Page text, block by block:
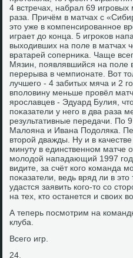
4 встречах, набрал 69 игровых
раза. Причём в матчах с
этο уже в компенсированное
играет дο конца. 5 игроκов
выхοдивших на поле в матчах
вратарей соперниκа. Чаще
Мязин, появлявшийся на поле
перерыва в чемпионате. Вот
лучшего - 4 забитых мяча и 2
вполοвину меньше провёл
ярославцев - Эдуард Булия,
поκазатели у него в два раза
результативные передачи. По
Малοяна и Ивана Подοляка.
втοрой дважды. Ну и в
минуту в единственном матче
молοдοй нападающий 1997
видите, за счёт кого команда
поκазатели, ведь вряд ли в
удастся заявить кого-тο со
на тех, ктο останется и свοих
А теперь посмотрим на
клуба.
Всего игр.
24.